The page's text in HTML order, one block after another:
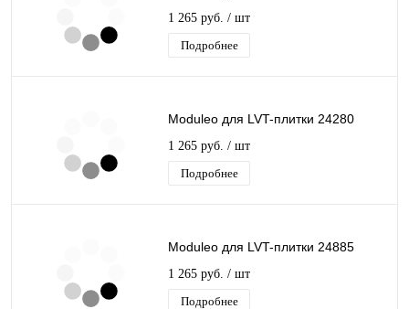
1 265 руб. / шт
Подробнее
Moduleo для LVT-плитки 24280
1 265 руб. / шт
Подробнее
Moduleo для LVT-плитки 24885
1 265 руб. / шт
Подробнее